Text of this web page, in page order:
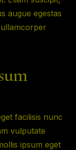
augue egestas
facilisis nunc
vulputate
ipsum eget